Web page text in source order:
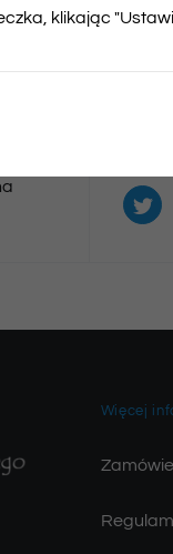
Więcej
klikając